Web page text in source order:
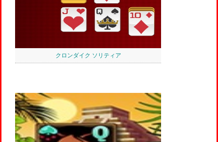
クロンダイク ソリティア